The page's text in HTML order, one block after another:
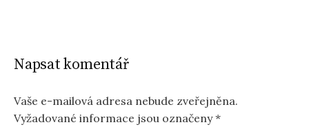
Napsat komentář
Vaše e-mailová adresa nebude zveřejněna.
Vyžadované informace jsou označeny*